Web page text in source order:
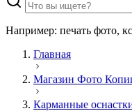
Например: печать фото,
Главная
Магазин Фото
Карманные